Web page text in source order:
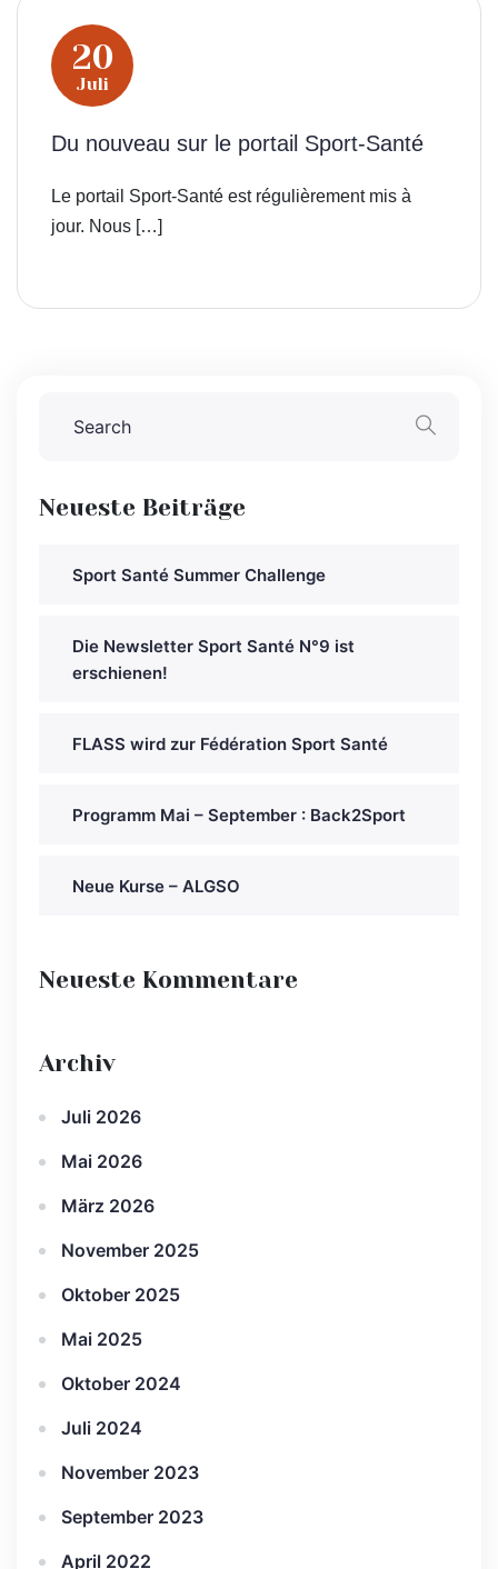
20
Juli
Du nouveau sur le portail Sport-Santé
Le portail Sport-Santé est régulièrement mis à
jour. Nous […]
Neueste Beiträge
Sport Santé Summer Challenge
Die Newsletter Sport Santé N°9 ist
erschienen!
FLASS wird zur Fédération Sport Santé
Programm Mai – September : Back2Sport
Neue Kurse – ALGSO
Neueste Kommentare
Archiv
Juli 2026
Mai 2026
März 2026
November 2025
Oktober 2025
Mai 2025
Oktober 2024
Juli 2024
November 2023
September 2023
April 2022